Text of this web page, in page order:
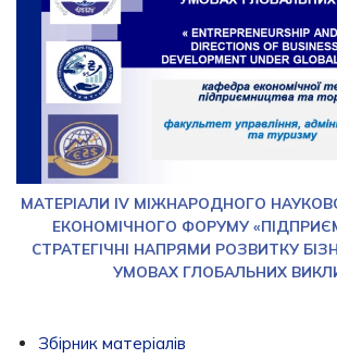
МАТЕРІАЛИ IV МІЖНАРОДНОГО
ЕКОНОМІЧНОГО ФОРУМУ
СТРАТЕГІЧНІ НАПРЯМИ РОЗВИТКУ
УМОВАХ ГЛОБАЛЬНИХ
Збірник матеріалів